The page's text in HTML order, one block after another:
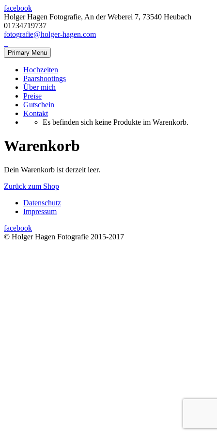
facebook
Holger Hagen Fotografie, An der Weberei 7, 73540 Heubach
01734719737
fotografie@holger-hagen.com
Primary Menu
Hochzeiten
Paarshootings
Über mich
Preise
Gutschein
Kontakt
Es befinden sich keine Produkte im Warenkorb.
Warenkorb
Dein Warenkorb ist derzeit leer.
Zurück zum Shop
Datenschutz
Impressum
facebook
© Holger Hagen Fotografie 2015-2017